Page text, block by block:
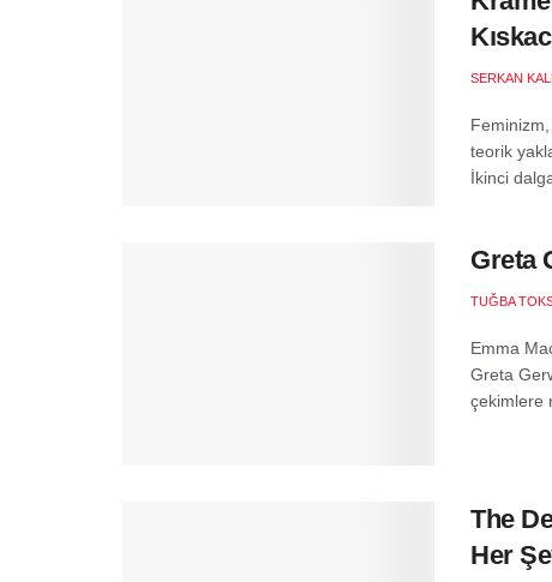
SERKAN
teorik
İkinci
Greta
TUĞBA
Emma
Greta
çekimlere
The
Her